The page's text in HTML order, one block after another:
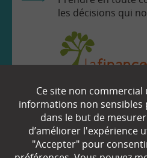
les décisions qui
EN
Qui
Ce site non commercial
informations non sensibles
dans le but de
d’améliorer l'expérience
"Accepter" pour